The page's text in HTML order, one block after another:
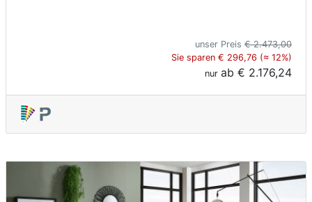
unser Preis € 2.473,00
Sie sparen € 296,76 (≈ 12%)
nur ab € 2.176,24